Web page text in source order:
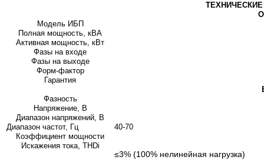
Модель ИБП
Полная мощность, кВА
Активная мощность, кВт
Фазы на входе
Фазы на выходе
Форм-фактор
Гарантия
Фазность
Напряжение, В
Диапазон напряжений, В
Диапазон частот, Гц
40-70
Коэффициент мощности
Искажения тока, THDi
≤3% (100% нелинейная нагрузка)